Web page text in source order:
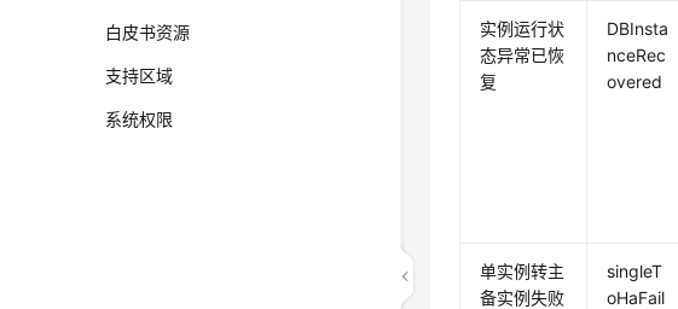
白皮书资源
支持区域
系统权限
实例运行状
态异常已恢
复
DBInsta
nceRec
overed
单实例转主
备实例失败
singleT
oHaFail